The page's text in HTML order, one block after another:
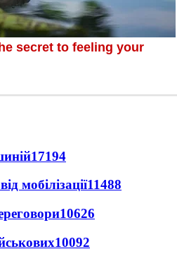
17194
мобілізації11488
10626
10092